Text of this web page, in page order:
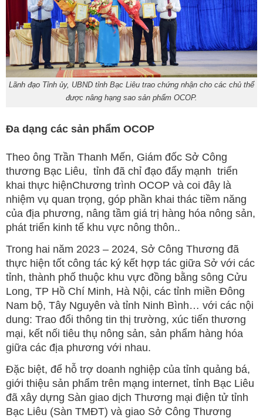
Lãnh đạo Tỉnh ủy, UBND tỉnh Bạc Liêu trao chứng nhận cho các chủ thể
được nâng hạng sao sản phẩm OCOP.
Đa dạng các sản phẩm OCOP
Theo ông Trần Thanh Mến, Giám đốc Sở Công
thương Bạc Liêu, tỉnh đã chỉ đạo đẩy mạnh triển
khai thực hiệnChương trình OCOP và coi đây là
nhiệm vụ quan trọng, góp phần khai thác tiềm năng
của địa phương, nâng tầm giá trị hàng hóa nông sản,
phát triển kinh tế khu vực nông thôn..
Trong hai năm 2023 – 2024, Sở Công Thương đã
thực hiện tốt công tác ký kết hợp tác giữa Sở với các
tỉnh, thành phố thuộc khu vực đồng bằng sông Cửu
Long, TP Hồ Chí Minh, Hà Nội, các tỉnh miền Đông
Nam bộ, Tây Nguyên và tỉnh Ninh Bình… với các nội
dung: Trao đổi thông tin thị trường, xúc tiến thương
mại, kết nối tiêu thụ nông sản, sản phẩm hàng hóa
giữa các địa phương với nhau.
Đặc biệt, để hỗ trợ doanh nghiệp của tỉnh quảng bá,
giới thiệu sản phẩm trên mạng internet, tỉnh Bạc Liêu
đã xây dựng Sàn giao dịch Thương mại điện tử tỉnh
Bạc Liêu (Sàn TMĐT) và giao Sở Công Thương